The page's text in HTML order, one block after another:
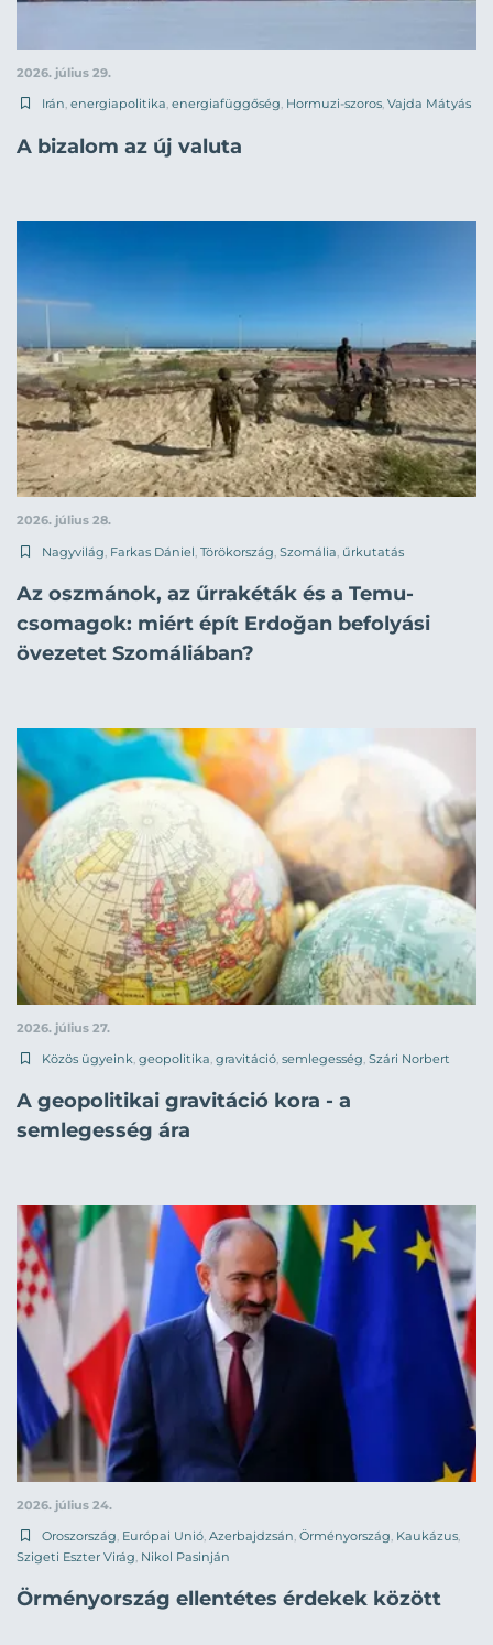
2026. július 29.
Irán, energiapolitika, energiafüggőség, Hormuzi-szoros, Vajda Mátyás
A bizalom az új valuta
2026. július 28.
Nagyvilág Farkas Dániel Törökország Szomália űrkutatás
Az oszmánok, az űrrakéták és a Temu-
csomagok: miért épít Erdoğan befolyási
övezetet Szomáliában?
2026. július 27.
Közös ügyeink geopolitika gravitáció semlegesség Szári Norbert
A geopolitikai gravitáció kora - a
semlegesség ára
2026. július 24.
Oroszország, Európai Unió, Azerbajdzsán, Örményország, Kaukázus,
Szigeti Eszter Virág, Nikol Pasinján
Örményország ellentétes érdekek között